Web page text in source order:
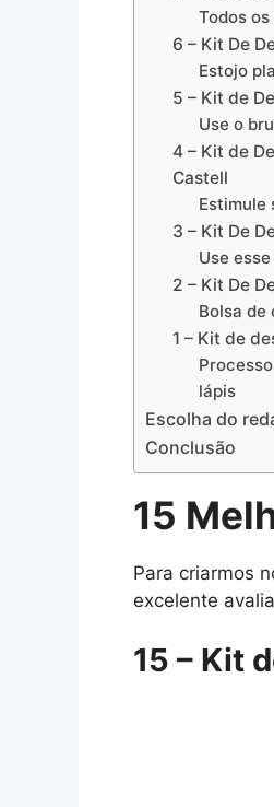
Todos
6 – Kit De
Estojo
5 – Kit de
Use o
4 – Kit de
Castell
Estimule
3 – Kit De
Use
2 – Kit De
Bolsa
1 – Kit de
lápis
Escolha do
Conclusão
15
Para criarmos
excelente
15 – Kit